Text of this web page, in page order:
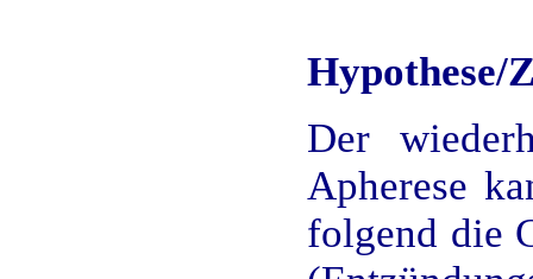
Hypothese/
Der
Apherese
folgend die